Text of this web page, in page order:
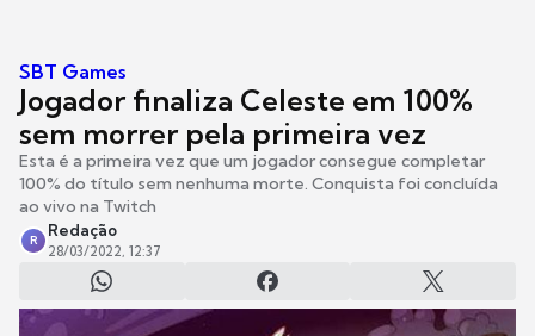
SBT Games
Jogador finaliza Celeste em 100%
sem morrer pela primeira vez
Esta é a primeira vez que um jogador consegue completar
100% do título sem nenhuma morte. Conquista foi concluída
ao vivo na Twitch
R
Redação
28/03/2022, 12:37